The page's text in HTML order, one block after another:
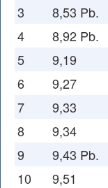
3 8,53 Pb.
4 8,92 Pb.
5 9,19
6 9,27
7 9,33
8 9,34
9 9,43 Pb.
10 9,51